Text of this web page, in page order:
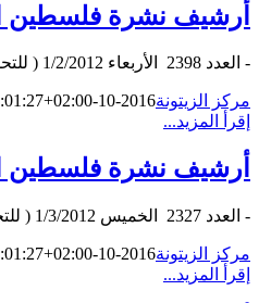
أرشيف نشرة فلسطين
- العدد 2398 الأربعاء 1/2/2012 ( للتحميل ) ( للتحميل ) - العدد 2399 الخميس 2/2/2012 ( للتحميل ) ( للتحميل ) - العدد 2400 الجمعة 3/2/2012 ( [...]
مركز الزيتونة2016-10-20T08:01:27+02:00
إقرأ المزيد...
أرشيف نشرة فلسطين
- العدد 2327 الخميس 1/3/2012 ( للتحميل ) ( للتحميل ) - العدد 2328 الجمعة 2/3/2012 ( للتحميل ) ( للتحميل ) - العدد 2429 السبت 3/3/2012 ( [...]
مركز الزيتونة2016-10-20T08:01:27+02:00
إقرأ المزيد...